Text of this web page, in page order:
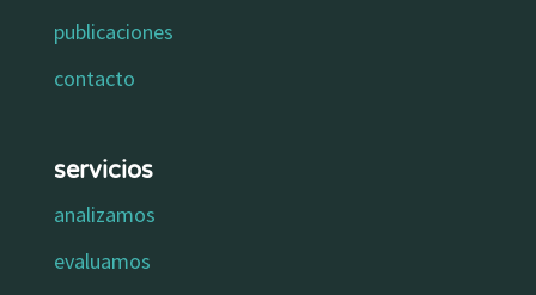
publicaciones
contacto
servicios
analizamos
evaluamos